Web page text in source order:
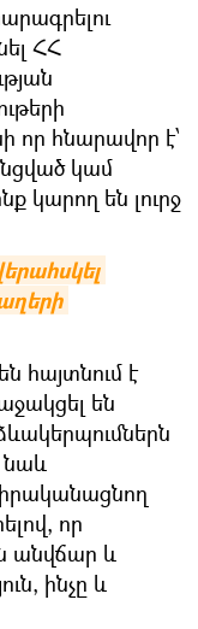
ՀՀ
որ հնարավոր է՝
կամ
կարող են լուրջ
հայտնում է
են
նաև
որ
անվճար և
ինչը և